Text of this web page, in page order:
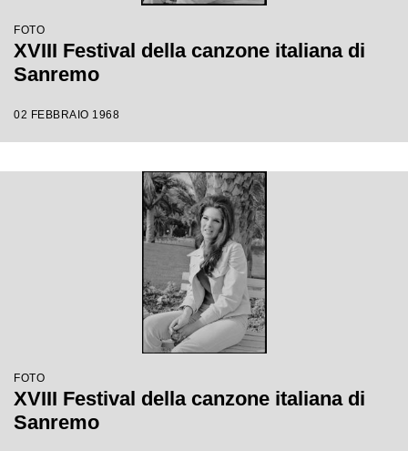
FOTO
XVIII Festival della canzone italiana di
Sanremo
02 FEBBRAIO 1968
FOTO
XVIII Festival della canzone italiana di
Sanremo